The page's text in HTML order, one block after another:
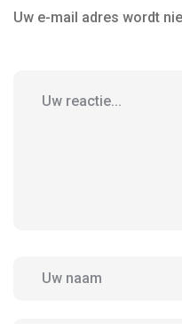
Uw e-mail adres wordt